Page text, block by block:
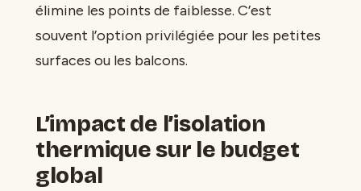
élimine les points de faiblesse. C’est
souvent l’option privilégiée pour les petites
surfaces ou les balcons.
L’impact de l’isolation
thermique sur le budget
global